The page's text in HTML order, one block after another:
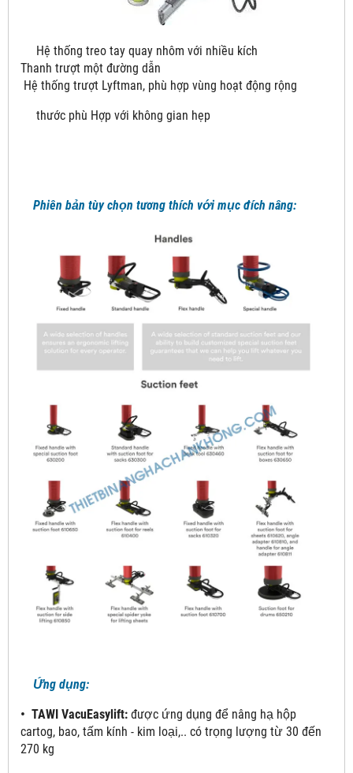
Hệ thống treo tay quay nhôm với nhiều kích
Thanh trượt một đường dẫn
Hệ thống trượt Lyftman, phù hợp vùng hoạt động rộng
thước phù Hợp với không gian hẹp
Phiên bản tùy chọn tương thích với mục đích nâng:
Ứng dụng:
• TAWI VacuEasylift: được ứng dụng để nâng hạ hộp
cartog, bao, tấm kính - kim loại,.. có trọng lượng từ 30 đến
270 kg